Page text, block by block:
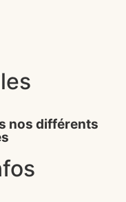
nos différents